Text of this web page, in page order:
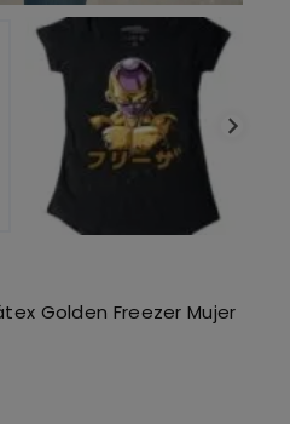
Golden Freezer Mujer